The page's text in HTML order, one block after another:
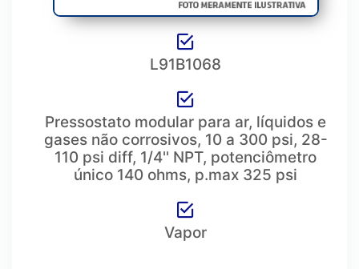
L91B1068
Pressostato modular para ar, líquidos e
gases não corrosivos, 10 a 300 psi, 28-
110 psi diff, 1/4'' NPT, potenciômetro
único 140 ohms, p.max 325 psi
Vapor